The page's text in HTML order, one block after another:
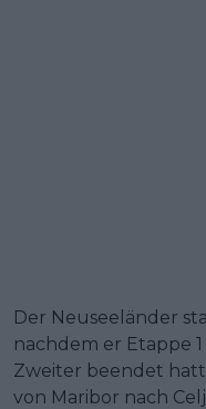
Der Neuseeländer
nachdem er Etappe
Zweiter beendet
von Maribor nach